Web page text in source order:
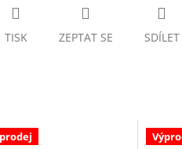
TISK ZEPTAT SE SDÍLET